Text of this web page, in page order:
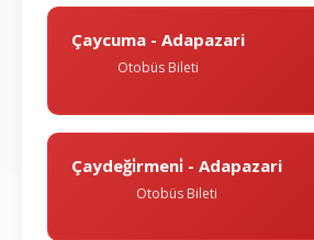
Çaycuma - Adapazari
Otobüs Bileti
Çaydeği̇rmeni̇ - Adapazari
Otobüs Bileti